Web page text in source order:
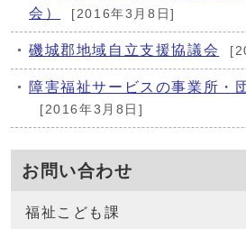
会）
[2016年3月8日]
磯城郡地域自立支援協議会
障害福祉サービスの事業所・
[2016年3月8日]
お問い合わせ
福祉こども課